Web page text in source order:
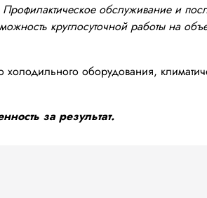
обслуживание и
круглосуточной работы на
оборудования,
за результат.